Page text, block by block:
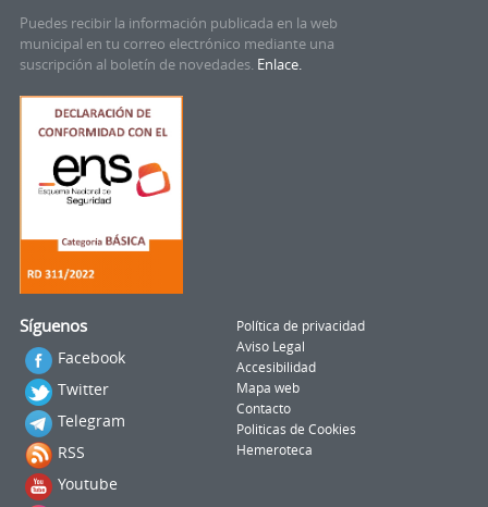
Puedes recibir la información publicada en la web
municipal en tu correo electrónico mediante una
suscripción al boletín de novedades. Enlace.
Síguenos
Facebook
Twitter
Telegram
RSS
Youtube
Política de privacidad
Aviso Legal
Accesibilidad
Mapa web
Contacto
Politicas de Cookies
Hemeroteca